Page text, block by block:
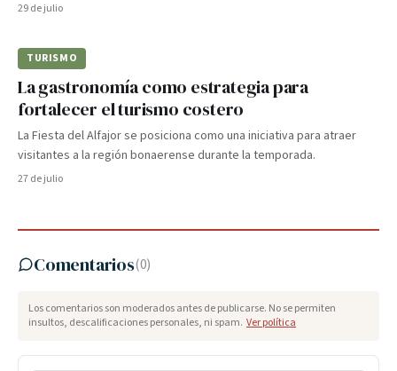
29 de julio
TURISMO
La gastronomía como estrategia para
fortalecer el turismo costero
La Fiesta del Alfajor se posiciona como una iniciativa para atraer
visitantes a la región bonaerense durante la temporada.
27 de julio
Comentarios(0)
Los comentarios son moderados antes de publicarse. No se permiten
insultos, descalificaciones personales, ni spam. Ver política